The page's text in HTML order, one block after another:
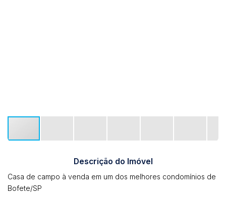
Descrição do Imóvel
Casa de campo à venda em um dos melhores condomínios de
Bofete/SP